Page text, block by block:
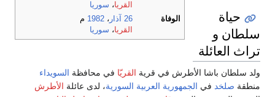
القريا، سوريا
الوفاة
26 آذار ، 1982 م
القريا، سوريا
حياة
سلطان و
تراث العائلة
ولد سلطان باشا الأطرش في قرية القريّا في محافظة السويداء
منطقة صلخد في الجمهورية العربية السورية، لدى عائلة الأطرش